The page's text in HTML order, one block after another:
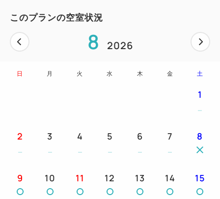
▽空冷蔵庫完備
【駐車場のご案内】
入庫後２４時間／６００円
１５時～翌日１０時／７００円（時間外料金 1時
は、
割引処理が必要になりますので駐車券をフロントま
※トラック等の中型車は駐車不可。事前にホテルへお
このプランの空室状況
8 2026
日 月 火 水 木 金 土
1
2 3 4 5 6 7 8
9 10 11 12 13 14 15